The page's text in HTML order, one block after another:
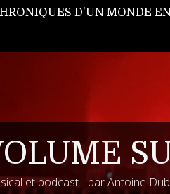
D'UN MONDE
et podcast - par Antoine